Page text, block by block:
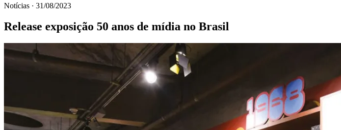
Notícias · 31/08/2023
Release exposição 50 anos de mídia no Brasil